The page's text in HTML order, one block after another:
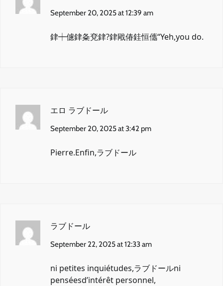
September 20, 2025 at 12:39 am
銉┿儢銉夈兗銉?銉戙偆銈恒儶“Yeh,you do.
エロ ラブドール
September 20, 2025 at 3:42 pm
Pierre.Enfin,ラブドール
ラブドール
September 22, 2025 at 12:33 am
ni petites inquiétudes,ラブドールni
penséesd’intérêt personnel,